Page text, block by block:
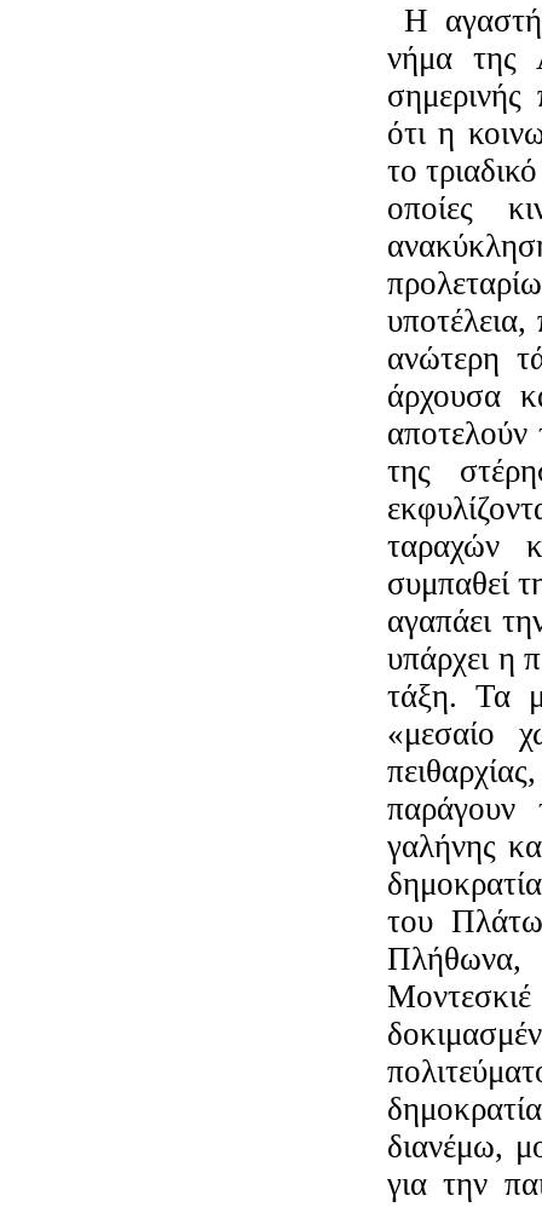
Η αγαστή
νήμα της
σημερινής
ότι η
το
οποίες
υποτέλεια,
ανώτερη
άρχουσα
αποτελούν
της
ταραχών
συμπαθεί
αγαπάει
υπάρχει η
τάξη. Τα
«μεσαίο
παράγουν
γαλήνης
του
Πλήθωνα,
διανέμω,
για την